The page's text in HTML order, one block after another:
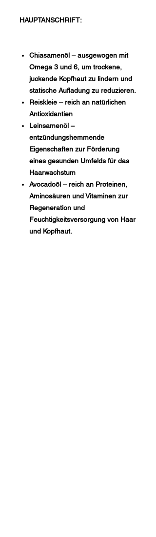
HAUPTANSCHRIFT:
Chiasamenöl – ausgewogen mit
Omega 3 und 6, um trockene,
juckende Kopfhaut zu lindern und
statische Aufladung zu reduzieren.
Reiskleie – reich an natürlichen
Antioxidantien
Leinsamenöl –
entzündungshemmende
Eigenschaften zur Förderung
eines gesunden Umfelds für das
Haarwachstum
Avocadoöl – reich an Proteinen,
Aminosäuren und Vitaminen zur
Regeneration und
Feuchtigkeitsversorgung von Haar
und Kopfhaut.